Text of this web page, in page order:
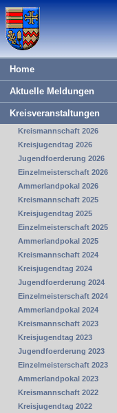
Home
Aktuelle Meldungen
Kreisveranstaltungen
Kreismannschaft 2026
Kreisjugendtag 2026
Jugendfoerderung 2026
Einzelmeisterschaft 2026
Ammerlandpokal 2026
Kreismannschaft 2025
Kreisjugendtag 2025
Einzelmeisterschaft 2025
Ammerlandpokal 2025
Kreismannschaft 2024
Kreisjugendtag 2024
Jugendfoerderung 2024
Einzelmeisterschaft 2024
Ammerlandpokal 2024
Kreismannschaft 2023
Kreisjugendtag 2023
Jugendfoerderung 2023
Einzelmeisterschaft 2023
Ammerlandpokal 2023
Kreismannschaft 2022
Kreisjugendtag 2022